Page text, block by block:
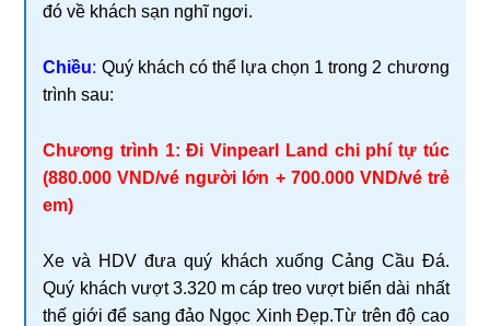
đó về khách sạn nghĩ ngơi.
Chiều: Quý khách có thể lựa chọn 1 trong 2 chương
trình sau:
Chương trình 1: Đi Vinpearl Land chi phí tự túc
(880.000 VND/vé người lớn + 700.000 VND/vé trẻ
em)
Xe và HDV đưa quý khách xuống Cảng Cầu Đá.
Quý khách vượt 3.320 m cáp treo vượt biển dài nhất
thế giới để sang đảo Ngọc Xinh Đẹp.Từ trên độ cao